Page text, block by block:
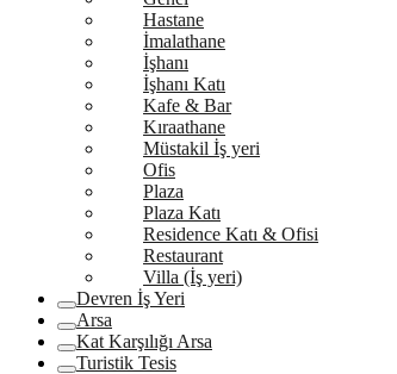
Hastane
İmalathane
İşhanı
İşhanı Katı
Kafe & Bar
Kıraathane
Müstakil İş yeri
Ofis
Plaza
Plaza Katı
Residence Katı & Ofisi
Restaurant
Villa (İş yeri)
Devren İş Yeri
Arsa
Kat Karşılığı Arsa
Turistik Tesis